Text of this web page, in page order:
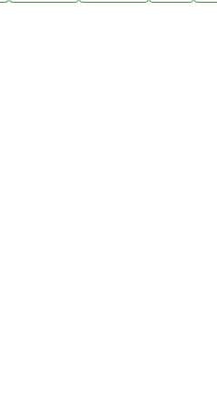
其「節能減碳」政見的中龍鋼
新任署長為減少環評爭議，因此